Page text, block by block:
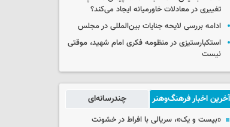
تغییری در معادلات خاورمیانه ایجاد می‌کند؟
ادامه بررسی لایحه جنایات بین‌المللی در مجلس
استکبارستیزی در منظومه فکری امام شهید، موقتی
نیست
آخرین اخبار فرهنگ‌وهنر چندرسانه‌ای
«بیست و یک»، سریالی با افراط در خشونت